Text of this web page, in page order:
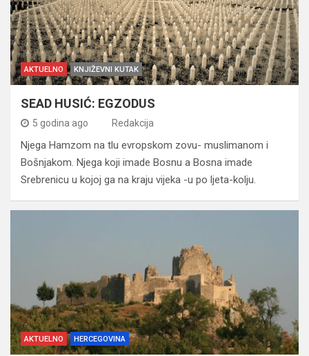
AKTUELNO KNJIŽEVNI KUTAK
SEAD HUSIĆ: EGZODUS
5 godina ago Redakcija
Njega Hamzom na tlu evropskom zovu- muslimanom i
Bošnjakom. Njega koji imade Bosnu a Bosna imade
Srebrenicu u kojoj ga na kraju vijeka -u po ljeta-kolju.
AKTUELNO HERCEGOVINA